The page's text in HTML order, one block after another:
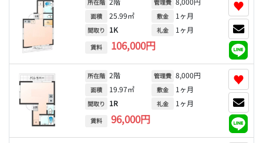
所在階
面積 25.99㎡
間取り 1K
賃料 106,000円
管理費
敷金 1ヶ月
礼金 1ヶ月
♥
所在階 2階
面積 19.97㎡
間取り 1R
賃料 96,000円
管理費 8,000円
敷金 1ヶ月
礼金 1ヶ月
♥